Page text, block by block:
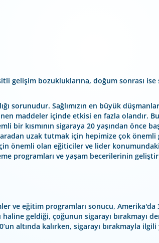
gelişim bozukluklarına, doğum sonrası
sorunudur. Sağlımızın en büyük
maddeler içinde etkisi en fazla olandır.
kısmının sigaraya 20 yaşından önce
uzak tutmak için hepimize çok
önemli olan eğiticiler ve lider
programları ve yaşam becerilerinin
ve eğitim programları sonucu,
geldiği, çoğunun sigarayı bırakmayı
altında kalırken, sigarayı bırakmayla